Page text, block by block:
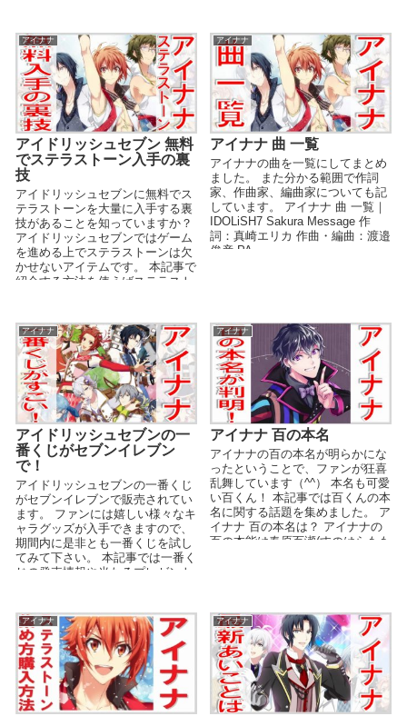
アイナナ
アイドリッシュセブン 無料
でステラストーン入手の裏
技
アイドリッシュセブンに無料でス
テラストーンを大量に入手する裏
技があることを知っていますか？
アイドリッシュセブンではゲーム
を進める上でステラストーンは欠
かせないアイテムです。 本記事で
紹介する方法を使えばステラスト
アイナナ
アイナナ 曲 一覧
アイナナの曲を一覧にしてまとめ
ました。 また分かる範囲で作詞
家、作曲家、編曲家についても記
しています。 アイナナ 曲 一覧｜
IDOLiSH7 Sakura Message 作
詞：真崎エリカ 作曲・編曲：渡邉
俊彦 PA...
アイナナ
アイドリッシュセブンの一
番くじがセブンイレブン
で！
アイドリッシュセブンの一番くじ
がセブンイレブンで販売されてい
ます。 ファンには嬉しい様々なキ
ャラグッズが入手できますので、
期間内に是非とも一番くじを試し
てみて下さい。 本記事では一番く
じの発売情報や当たるプレゼント
アイナナ
アイナナ 百の本名
アイナナの百の本名が明らかにな
ったということで、ファンが狂喜
乱舞しています（^^） 本名も可愛
い百くん！ 本記事では百くんの本
名に関する話題を集めました。 ア
イナナ 百の本名は？ アイナナの
百の本能は春原百瀬(すのはらもも
アイナナ アイナナ